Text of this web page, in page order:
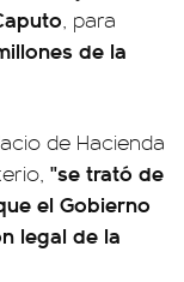
, para
de la
de Hacienda
"se trató de
el Gobierno
legal de la